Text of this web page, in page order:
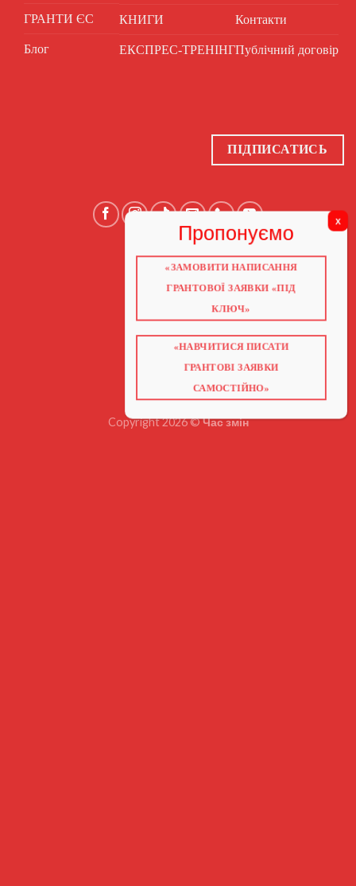
ГРАНТИ ЄС
Блог
КНИГИ
ЕКСПРЕС-ТРЕНІНГ
Контакти
Публічний договір
ПІДПИСАТИСЬ
ГОЛОВНА
ПРО НАС
ГРАНТИ 2026
НАВЧАННЯ
КНИГИ
ВІДЕО ПРО ГРАНТИ
Copyright 2026 ©Час змін
«ЗАМОВИТИ НАПИСАННЯ
ГРАНТОВОЇ ЗАЯВКИ «ПІД
КЛЮЧ»
«НАВЧИТИСЯ ПИСАТИ
ГРАНТОВІ ЗАЯВКИ
САМОСТІЙНО»